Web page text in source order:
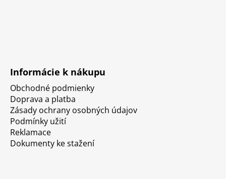
Informácie k nákupu
Obchodné podmienky
Doprava a platba
Zásady ochrany osobných údajov
Podmínky užití
Reklamace
Dokumenty ke stažení